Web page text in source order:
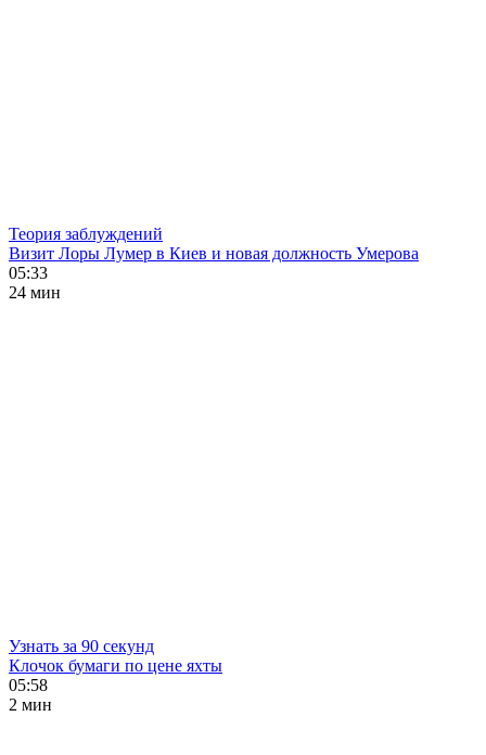
Теория заблуждений
Визит Лоры Лумер в Киев и новая должность Умерова
05:33
24 мин
Узнать за 90 секунд
Клочок бумаги по цене яхты
05:58
2 мин